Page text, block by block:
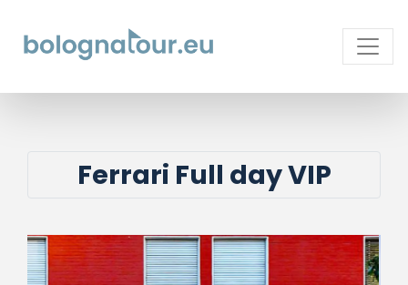
Ferrari Full day VIP